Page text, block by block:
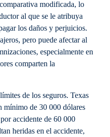
modificada, lo
al que se le atribuya
los daños y perjuicios.
pero puede afectar al
especialmente en
comparten la
de los seguros. Texas
mínimo de 30 000 dólares
accidente de 60 000
heridas en el accidente,